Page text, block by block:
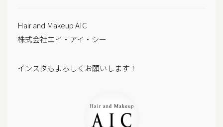
Hair and Makeup AIC
株式会社エイ・アイ・シー
インスタもよろしくお願いします！